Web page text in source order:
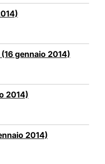
gennaio 2014)
2014)
2014)